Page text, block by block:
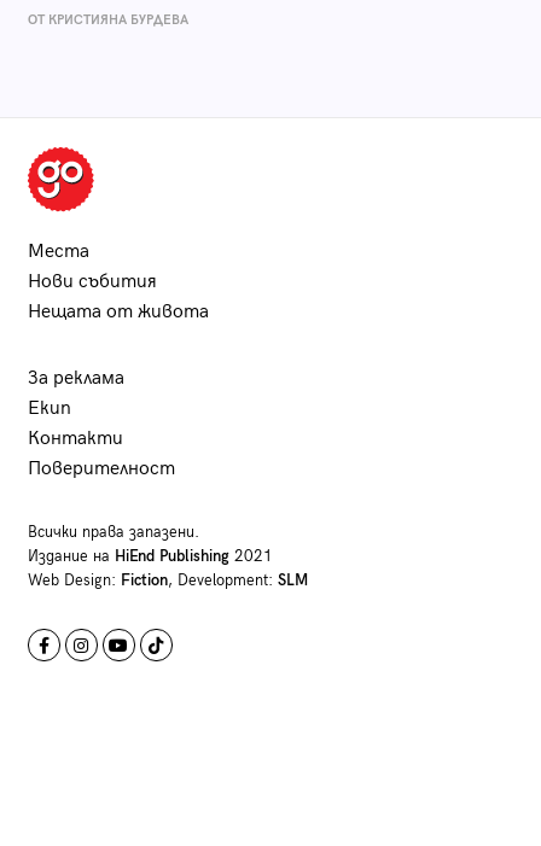
ОТ КРИСТИЯНА БУРДЕВА
Места
Нови събития
Нещата от живота
За реклама
Екип
Контакти
Поверителност
Всички права запазени.
Издание на HiEnd Publishing2021
Web Design: Fiction, Development: SLM